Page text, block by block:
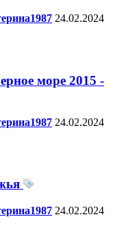
24.02.2024
море 2015 -
24.02.2024
24.02.2024